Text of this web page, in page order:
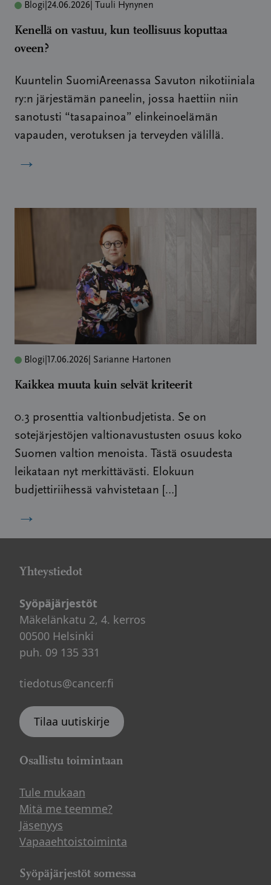
Blogi 24.06.2026 | Tuuli Hynynen
Kenellä on vastuu, kun teollisuus koputtaa
oveen?
Kuuntelin SuomiAreenassa Savuton nikotiiniala
ry:n järjestämän paneelin, jossa haettiin niin
sanotusti “tasapainoa” elinkeinoelämän
vapauden, verotuksen ja terveyden välillä.
→
Blogi 17.06.2026 | Sarianne Hartonen
Kaikkea muuta kuin selvät kriteerit
0.3 prosenttia valtionbudjetista. Se on
sotejärjestöjen valtionavustusten osuus koko
Suomen valtion menoista. Tästä osuudesta
leikataan nyt merkittävästi. Elokuun
budjettiriihessä vahvistetaan […]
→
Yhteystiedot
Syöpäjärjestöt
Mäkelänkatu 2, 4. kerros
00500 Helsinki
puh. 09 135 331
tiedotus@cancer.fi
Tilaa uutiskirje
Osallistu toimintaan
Tule mukaan
Mitä me teemme?
Jäsenyys
Vapaaehtoistoiminta
Syöpäjärjestöt somessa